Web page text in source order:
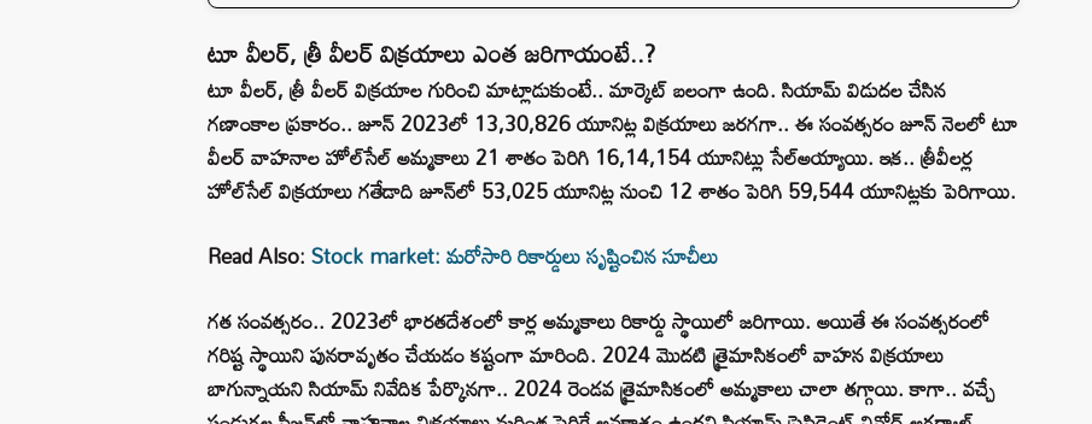
టూ వీలర్, త్రీ వీలర్ విక్రయాలు ఎంత జరిగాయంటే..?
టూ వీలర్, త్రీ వీలర్ విక్రయాల గురించి మాట్లాడుకుంటే.. మార్కెట్ బలంగా ఉంది. సియామ్ విడుదల చేసిన
గణాంకాల ప్రకారం.. జూన్ 2023లో 13,30,826 యూనిట్ల విక్రయాలు జరగగా.. ఈ సంవత్సరం జూన్ నెలలో టూ
వీలర్ వాహనాల హోల్‌సేల్ అమ్మకాలు 21 శాతం పెరిగి 16,14,154 యూనిట్లు సేల్అయ్యాయి. ఇక.. త్రీవీలర్ల
హోల్‌సేల్ విక్రయాలు గతేడాది జూన్‌లో 53,025 యూనిట్ల నుంచి 12 శాతం పెరిగి 59,544 యూనిట్లకు పెరిగాయి.
Read Also:Stock market: మరోసారి రికార్డులు సృష్టించిన సూచీలు
గత సంవత్సరం.. 2023లో భారతదేశంలో కార్ల అమ్మకాలు రికార్డు స్థాయిలో జరిగాయి. అయితే ఈ సంవత్సరంలో
గరిష్ట స్థాయిని పునరావృతం చేయడం కష్టంగా మారింది. 2024 మొదటి త్రైమాసికంలో వాహన విక్రయాలు
బాగున్నాయని సియామ్ నివేదిక పేర్కొనగా.. 2024 రెండవ త్రైమాసికంలో అమ్మకాలు చాలా తగ్గాయి. కాగా.. వచ్చే